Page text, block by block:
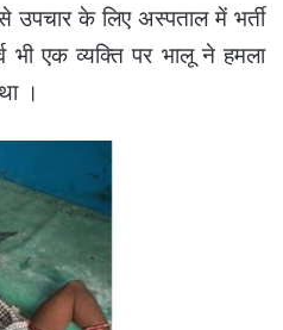
उपचार के लिए अस्पताल में भर्ती
भी एक व्यक्ति पर भालू ने हमला
।